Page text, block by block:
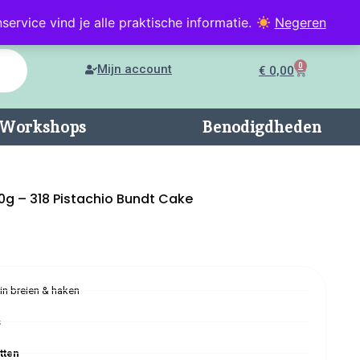
vind je alle praktische informatie. Negeren
Mijn account € 0,00 0
Benodigdheden
– 318 Pistachio Bundt Cake
breien & haken